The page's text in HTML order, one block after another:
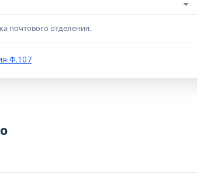
почтового отделения.
Ф.107